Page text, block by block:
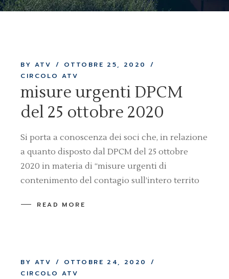
BY ATV
OTTOBRE 25, 2020
CIRCOLO ATV
misure urgenti DPCM
del 25 ottobre 2020
Si porta a conoscenza dei soci che, in relazione
a quanto disposto dal DPCM del 25 ottobre
2020 in materia di “misure urgenti di
contenimento del contagio sull’intero territo
READ MORE
BY ATV
OTTOBRE 24, 2020
CIRCOLO ATV